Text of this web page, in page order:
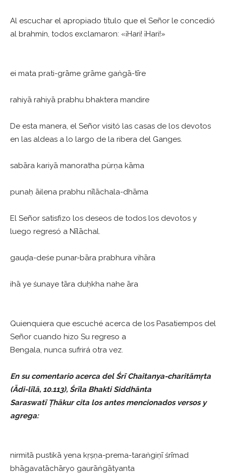
Al escuchar el apropiado título que el Señor le concedió
al brahmín, todos exclamaron: «¡Hari! ¡Hari!»
ei mata prati-grāme grāme gaṅgā-tīre
rahiyā rahiyā prabhu bhaktera mandire
De esta manera, el Señor visitó las casas de los devotos
en las aldeas a lo largo de la ribera del Ganges.
sabāra kariyā manoratha pürṇa kāma
punaḥ āilena prabhu nīlāchala-dhāma
El Señor satisfizo los deseos de todos los devotos y
luego regresó a Nīlāchal.
gauḍa-deśe punar-bāra prabhura vihāra
ihā ye śunaye tāra duḥkha nahe āra
Quienquiera que escuché acerca de los Pasatiempos del
Señor cuando hizo Su regreso a
Bengala, nunca sufrirá otra vez.
En su comentario acerca del Śrī Chaitanya-charitāmṛta
(Ādi-līlā, 10.113), Śrīla Bhakti Siddhānta
Saraswatī Ṭhākur cita los antes mencionados versos y
agrega:
nirmitā pustikā yena kṛṣṇa-prema-taraṅgiṇī śrīmad
bhāgavatāchāryo gaurāṅgātyanta